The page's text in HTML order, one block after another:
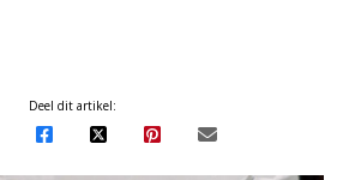
Deel dit artikel: